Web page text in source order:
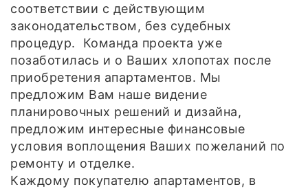
соответствии с действующим
законодательством, без судебных
процедур. Команда проекта уже
позаботилась и о Ваших хлопотах после
приобретения апартаментов. Мы
предложим Вам наше видение
планировочных решений и дизайна,
предложим интересные финансовые
условия воплощения Ваших пожеланий по
ремонту и отделке.
Каждому покупателю апартаментов, в